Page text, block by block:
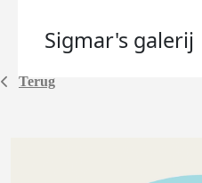
Terug
Sigmar's galerij